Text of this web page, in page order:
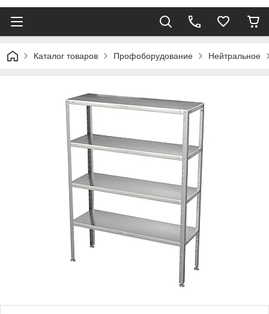
Каталог товаров Профоборудование Нейтральное